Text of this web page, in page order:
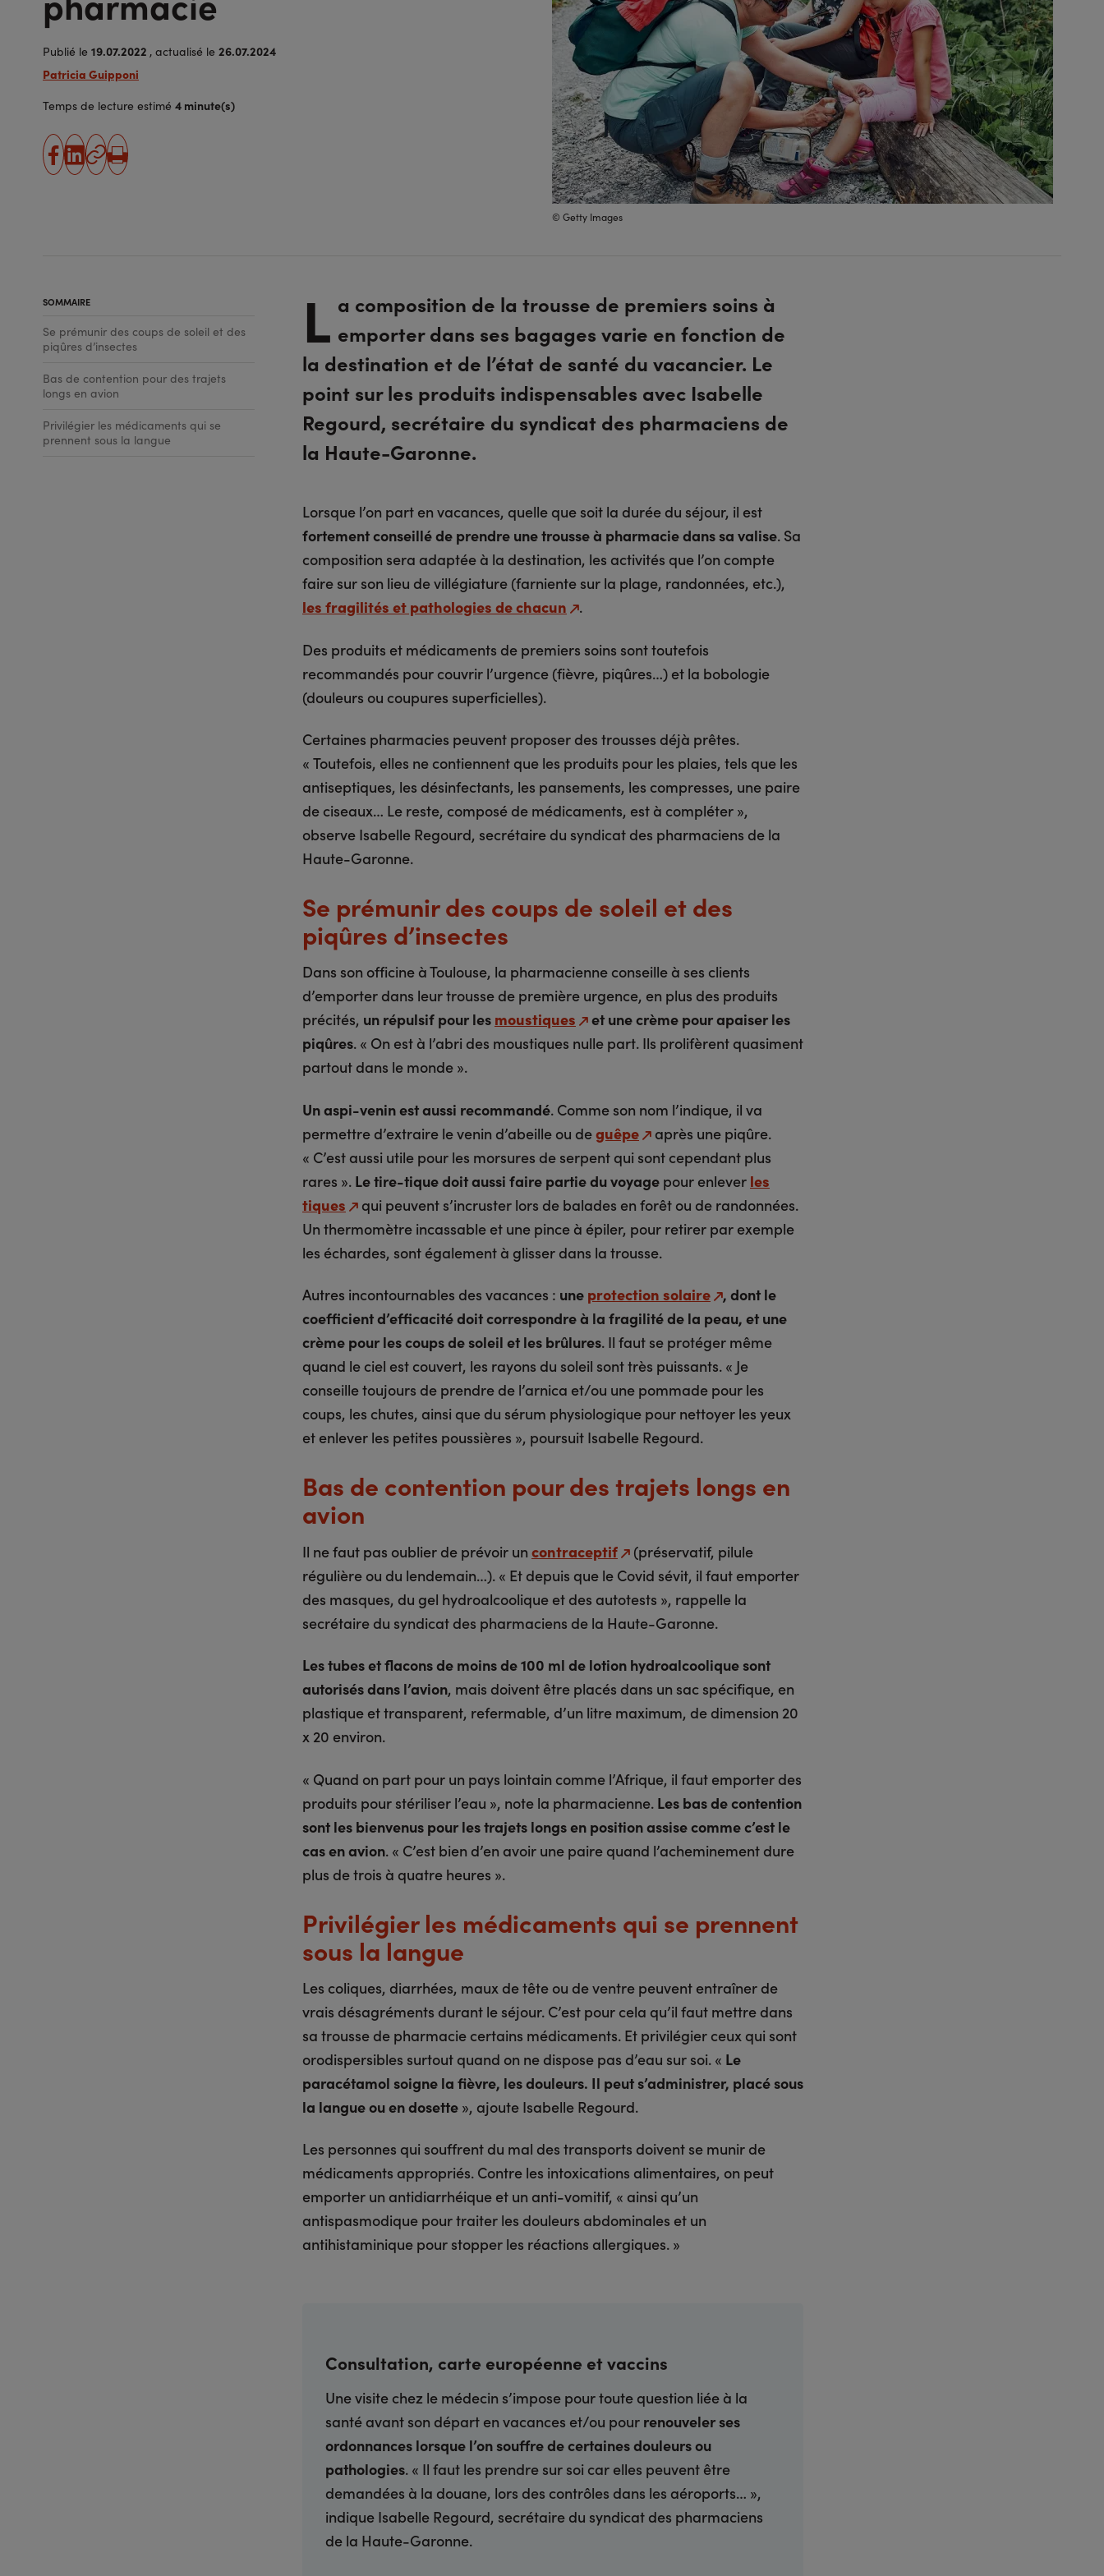
Publié le 19.07.2022 , actualisé le 26.07.2024
Patricia Guipponi
Temps de lecture estimé 4 minute(s)
partager
partager
Copier
Imprimer
© Getty Images
SOMMAIRE
Se prémunir des coups de soleil et des
piqûres d’insectes
Bas de contention pour des trajets
longs en avion
Privilégier les médicaments qui se
prennent sous la langue
L a composition de la trousse de premiers soins à
emporter dans ses bagages varie en fonction de
la destination et de l’état de santé du vacancier. Le
point sur les produits indispensables avec Isabelle
Regourd, secrétaire du syndicat des pharmaciens de
la Haute-Garonne.
Lorsque l’on part en vacances, quelle que soit la durée du séjour, il est
fortement conseillé de prendre une trousse à pharmacie dans sa valise. Sa
composition sera adaptée à la destination, les activités que l’on compte
faire sur son lieu de villégiature (farniente sur la plage, randonnées, etc.),
les fragilités et pathologies de chacun
.
Des produits et médicaments de premiers soins sont toutefois
recommandés pour couvrir l’urgence (fièvre, piqûres…) et la bobologie
(douleurs ou coupures superficielles).
Certaines pharmacies peuvent proposer des trousses déjà prêtes.
« Toutefois, elles ne contiennent que les produits pour les plaies, tels que les
antiseptiques, les désinfectants, les pansements, les compresses, une paire
de ciseaux… Le reste, composé de médicaments, est à compléter »,
observe Isabelle Regourd, secrétaire du syndicat des pharmaciens de la
Haute-Garonne.
Se prémunir des coups de soleil et des
piqûres d’insectes
Dans son officine à Toulouse, la pharmacienne conseille à ses clients
d’emporter dans leur trousse de première urgence, en plus des produits
précités, un répulsif pour les moustiques
et une crème pour apaiser les
piqûres. « On est à l’abri des moustiques nulle part. Ils prolifèrent quasiment
partout dans le monde ».
Un aspi-venin est aussi recommandé. Comme son nom l’indique, il va
permettre d’extraire le venin d’abeille ou deguêpe
après une piqûre.
« C’est aussi utile pour les morsures de serpent qui sont cependant plus
rares ». Le tire-tique doit aussi faire partie du voyage pour enlever les
tiques
qui peuvent s’incruster lors de balades en forêt ou de randonnées.
Un thermomètre incassable et une pince à épiler, pour retirer par exemple
les échardes, sont également à glisser dans la trousse.
Autres incontournables des vacances : une protection solaire
, dont le
coefficient d’efficacité doit correspondre à la fragilité de la peau, et une
crème pour les coups de soleil et les brûlures. Il faut se protéger même
quand le ciel est couvert, les rayons du soleil sont très puissants. « Je
conseille toujours de prendre de l’arnica et/ou une pommade pour les
coups, les chutes, ainsi que du sérum physiologique pour nettoyer les yeux
et enlever les petites poussières », poursuit Isabelle Regourd.
Bas de contention pour des trajets longs en
avion
Il ne faut pas oublier de prévoir un contraceptif
(préservatif, pilule
régulière ou du lendemain…). « Et depuis que le Covid sévit, il faut emporter
des masques, du gel hydroalcoolique et des autotests », rappelle la
secrétaire du syndicat des pharmaciens de la Haute-Garonne.
Les tubes et flacons de moins de 100 ml de lotion hydroalcoolique sont
autorisés dans l’avion, mais doivent être placés dans un sac spécifique, en
plastique et transparent, refermable, d’un litre maximum, de dimension 20
x 20 environ.
« Quand on part pour un pays lointain comme l’Afrique, il faut emporter des
produits pour stériliser l’eau », note la pharmacienne. Les bas de contention
sont les bienvenus pour les trajets longs en position assise comme c’est le
cas en avion. « C’est bien d’en avoir une paire quand l’acheminement dure
plus de trois à quatre heures ».
Privilégier les médicaments qui se prennent
sous la langue
Les coliques, diarrhées, maux de tête ou de ventre peuvent entraîner de
vrais désagréments durant le séjour. C’est pour cela qu’il faut mettre dans
sa trousse de pharmacie certains médicaments. Et privilégier ceux qui sont
orodispersibles surtout quand on ne dispose pas d’eau sur soi. « Le
paracétamol soigne la fièvre, les douleurs. Il peut s’administrer, placé sous
la langue ou en dosette », ajoute Isabelle Regourd.
Les personnes qui souffrent du mal des transports doivent se munir de
médicaments appropriés. Contre les intoxications alimentaires, on peut
emporter un antidiarrhéique et un anti-vomitif, « ainsi qu’un
antispasmodique pour traiter les douleurs abdominales et un
antihistaminique pour stopper les réactions allergiques. »
Consultation, carte européenne et vaccins
Une visite chez le médecin s’impose pour toute question liée à la
santé avant son départ en vacances et/ou pour renouveler ses
ordonnances lorsque l’on souffre de certaines douleurs ou
pathologies. « Il faut les prendre sur soi car elles peuvent être
demandées à la douane, lors des contrôles dans les aéroports… »,
indique Isabelle Regourd, secrétaire du syndicat des pharmaciens
de la Haute-Garonne.